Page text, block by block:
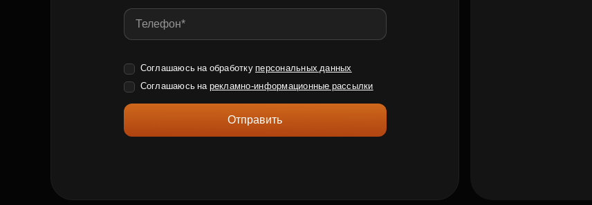
Соглашаюсь на обработку персональных данных
Соглашаюсь на рекламно-информационные рассылки
Отправить